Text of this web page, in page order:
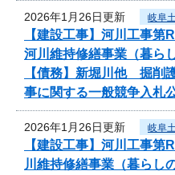
2026年1月26日更新 岐阜
【建設工事】河川工事
河川維持修繕事業（暮ら
【債務】新堀川他 掘削
事に関する一般競争入札
2026年1月26日更新 岐阜
【建設工事】河川工事
川維持修繕事業（暮らし